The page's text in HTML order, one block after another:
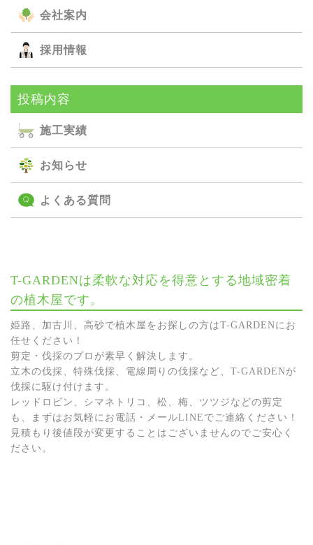
会社案内
採用情報
投稿内容
施⼯実績
お知らせ
よくある質問
T-GARDENは柔軟な対応を得意とする地域密着
の植木屋です。
姫路、加古川、高砂で植木屋をお探しの方はT-GARDENにお
任せください！
剪定・伐採のプロが素早く解決します。
立木の伐採、特殊伐採、電線周りの伐採など、T-GARDENが
伐採に駆け付けます。
レッドロビン、シマネトリコ、松、梅、ツツジなどの剪定
も、まずはお気軽にお電話・メールLINEでご連絡ください！
見積もり後値段が変更することはございませんのでご安心く
ださい。